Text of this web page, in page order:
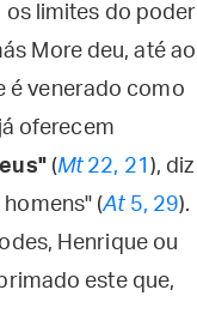
os limites do poder
More deu, até ao
é venerado como
oferecem
(Mt22, 21 ), diz
(At5, 29).
Henrique ou
este que,